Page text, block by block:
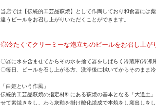
当店では【伝統的工芸品萩焼】として作陶しており和食器には
違うビールをお召し上がりいただくことができます。
◎冷たくてクリーミーな泡立ちのビールをお召し上が
〇器に水を含ませてからその水を捨て器をしばらく冷蔵庫(冷
〇毎日、ビールを召し上がる方、洗浄後に拭いてからそのまま
「白姫という作風」
伝統的工芸品萩焼の指定材料にある萩焼の基本となる「大道土
せて素焼きをし、わら灰釉を掛け酸化焼成で本焼をし窯出しを